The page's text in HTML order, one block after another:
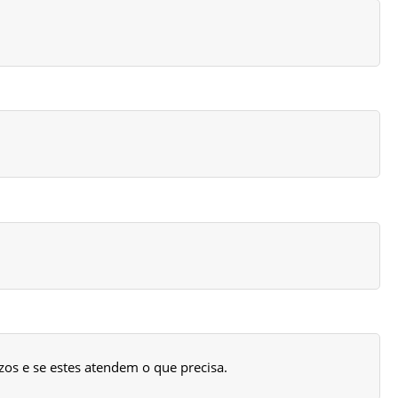
e se estes atendem o que precisa.